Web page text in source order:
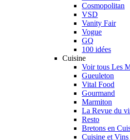
Cosmopolitan
VSD
Vanity Fair
Vogue
GQ
100 idées
Cuisine
Voir tous Les
Gueuleton
Vital Food
Gourmand
Marmiton
La Revue du
Resto
Bretons en
Cuisine et Vins